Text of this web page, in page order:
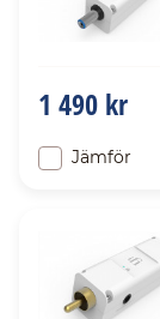
1 490 kr
Jämför